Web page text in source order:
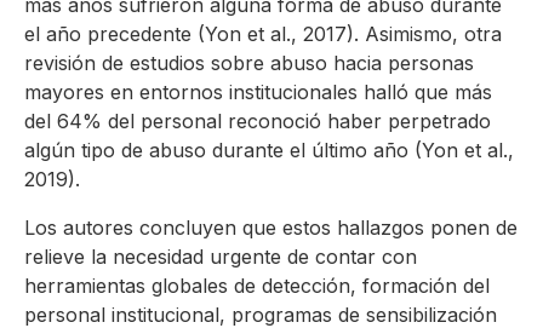
el año precedente (Yon et al., 2017). Asimismo, otra
revisión de estudios sobre abuso hacia personas
mayores en entornos institucionales halló que más
del 64% del personal reconoció haber perpetrado
algún tipo de abuso durante el último año (Yon et al.,
2019).
Los autores concluyen que estos hallazgos ponen de
relieve la necesidad urgente de contar con
herramientas globales de detección, formación del
personal institucional, programas de sensibilización